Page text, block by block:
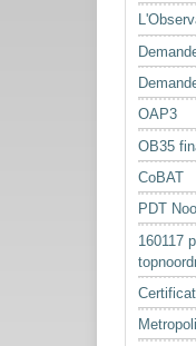
OAP3
OB35
CoBAT
PDT
160117